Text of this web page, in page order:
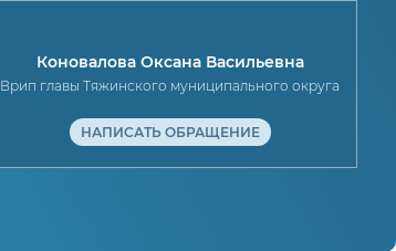
Коновалова Оксана Васильевна
Врип главы Тяжинского муниципального округа
НАПИСАТЬ ОБРАЩЕНИЕ